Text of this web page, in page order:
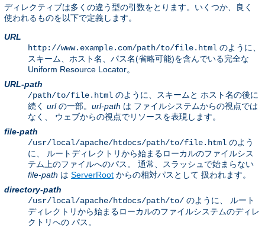
ディレクティブは多くの違う型の引数をとります。いくつか、良く
使われるものを以下で定義します。
URL
http://www.example.com/path/to/file.html のように、
スキーム、ホスト名、パス名(省略可能)を含んでいる完全な
Uniform Resource Locator。
URL-path
/path/to/file.html のように、スキームと ホスト名の後に
続く urlの一部。 url-path は ファイルシステムからの視点では
なく、 ウェブからの視点でリソースを表現します。
file-path
/usr/local/apache/htdocs/path/to/file.html のよう
に、 ルートディレクトリから始まるローカルのファイルシス
テム上のファイルへのパス。 通常、スラッシュで始まらない
file-path は ServerRoot からの相対パスとして 扱われます。
directory-path
/usr/local/apache/htdocs/path/to/ のように、 ルート
ディレクトリから始まるローカルのファイルシステムのディレ
クトリへの パス。